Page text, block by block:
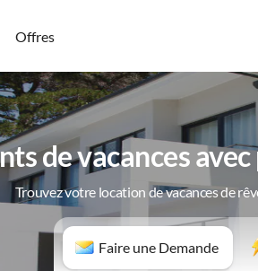
Offres
de vacances
Trouvez votre location de vacances de
Faire une Demande